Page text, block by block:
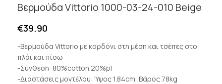
Βερμούδα Vittorio 1000-03-24-010 Beige
€39.90
-Βερμούδα Vittorio με κορδόνι στη μέση και τσέπες στο
πλάι και πίσω
-Σύνθεση: 80%cotton 20%pl
-Διαστάσεις μοντέλου: Ύψος 1.84cm, Βάρος 78kg